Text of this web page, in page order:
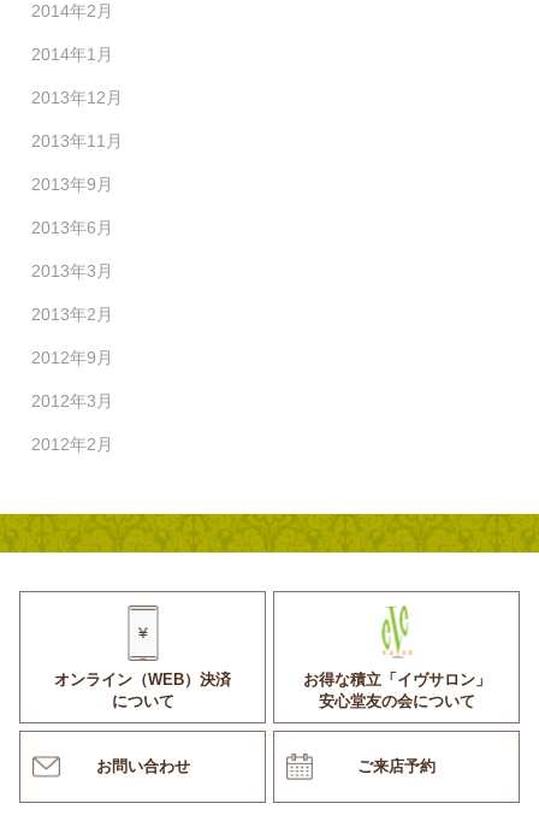
2014年2月
2014年1月
2013年12月
2013年11月
2013年9月
2013年6月
2013年3月
2013年2月
2012年9月
2012年3月
2012年2月
オンライン（WEB）決済
について
お得な積立「イヴサロン」
安心堂友の会について
お問い合わせ ご来店予約